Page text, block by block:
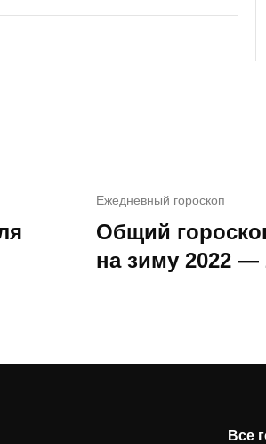
Ежедневный гороскоп
Общий
на зиму 2022 —
Все